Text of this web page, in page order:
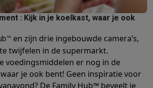
barbecuesHoutskoolbarbecues
BruiswatermachinesWaterfilterkannen
Kookpotten Keukenweegschalen
Ijsmachines Pannenkoekenmakers
KruidenCompost machines
RobotstofzuigersSteelstofzuigers
: Kijk in je koelkast, waar je ook
en zijn drie ingebouwde camera’s,
twijfelen in de supermarkt.
voedingsmiddelen er nog in de
je ook bent! Geen inspiratie voor
De Family Hub™ beveelt je